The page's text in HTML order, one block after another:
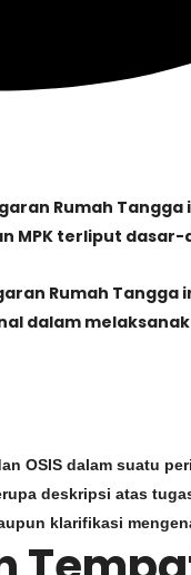
Rumah
MPK terliput
Rumah
dalam
OSIS dalam suatu
deskripsi atas
klarifikasi